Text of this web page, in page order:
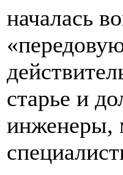
началась
старье и
инженеры,